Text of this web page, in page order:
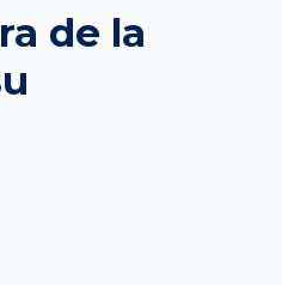
de la